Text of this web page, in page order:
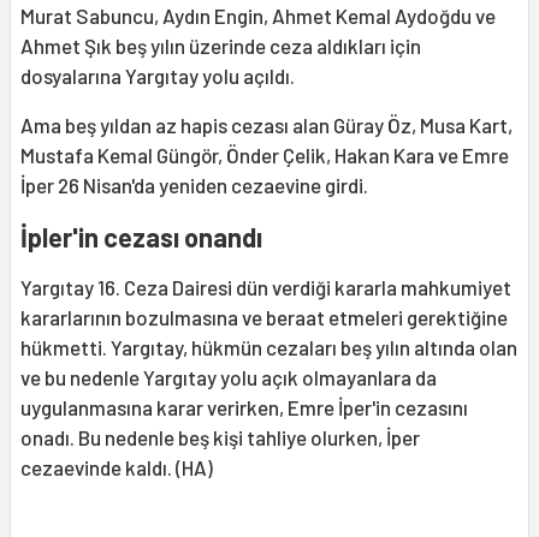
Murat Sabuncu, Aydın Engin, Ahmet Kemal Aydoğdu ve
Ahmet Şık beş yılın üzerinde ceza aldıkları için
dosyalarına Yargıtay yolu açıldı.
Ama beş yıldan az hapis cezası alan Güray Öz, Musa Kart,
Mustafa Kemal Güngör, Önder Çelik, Hakan Kara ve Emre
İper 26 Nisan'da yeniden cezaevine girdi.
İpler'in cezası onandı
Yargıtay 16. Ceza Dairesi dün verdiği kararla mahkumiyet
kararlarının bozulmasına ve beraat etmeleri gerektiğine
hükmetti. Yargıtay, hükmün cezaları beş yılın altında olan
ve bu nedenle Yargıtay yolu açık olmayanlara da
uygulanmasına karar verirken, Emre İper'in cezasını
onadı. Bu nedenle beş kişi tahliye olurken, İper
cezaevinde kaldı. (HA)